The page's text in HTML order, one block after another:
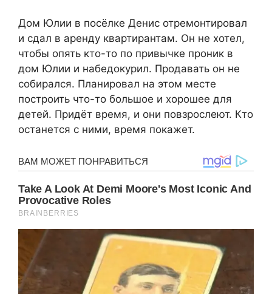
Дом Юлии в посёлке Денис отремонтировал
и сдал в аренду квартирантам. Он не хотел,
чтобы опять кто-то по привычке проник в
дом Юлии и набедокурил. Продавать он не
собирался. Планировал на этом месте
построить что-то большое и хорошее для
детей. Придёт время, и они повзрослеют. Кто
останется с ними, время покажет.